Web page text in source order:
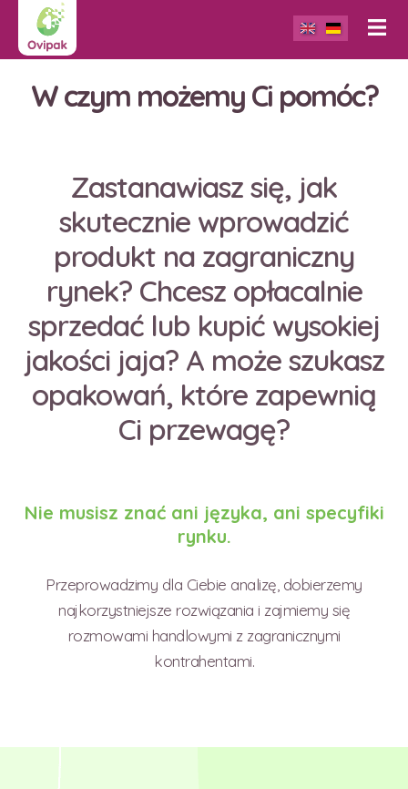
W czym możemy Ci pomóc?
Zastanawiasz się, jak
skutecznie wprowadzić
produkt na zagraniczny
rynek? Chcesz opłacalnie
sprzedać lub kupić wysokiej
jakości jaja? A może szukasz
opakowań, które zapewnią
Ci przewagę?
Nie musisz znać ani języka, ani specyfiki
rynku.
Przeprowadzimy dla Ciebie analizę, dobierzemy
najkorzystniejsze rozwiązania i zajmiemy się
rozmowami handlowymi z zagranicznymi
kontrahentami.